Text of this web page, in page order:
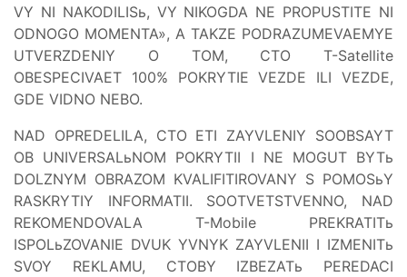
VY NI NAKODILISь, VY NIKOGDA NE PROPUSTITE NI
ODNOGO MOMENTA», A TAKZE PODRAZUMEVAEMYE
UTVERZDENIY O TOM, CTO T-Satellite
OBESPECIVAET 100% POKRYTIE VEZDE ILI VEZDE,
GDE VIDNO NEBO.
NAD OPREDELILA, CTO ETI ZAYVLENIY SOOBSAYT
OB UNIVERSALьNOM POKRYTII I NE MOGUT BYTь
DOLZNYM OBRAZOM KVALIFITIROVANY S POMOSьY
RASKRYTIY INFORMATII. SOOTVETSTVENNO, NAD
REKOMENDOVALA T-Mobile PREKRATITь
ISPOLьZOVANIE DVUK YVNYK ZAYVLENII I IZMENITь
SVOY REKLAMU, CTOBY IZBEZATь PEREDACI